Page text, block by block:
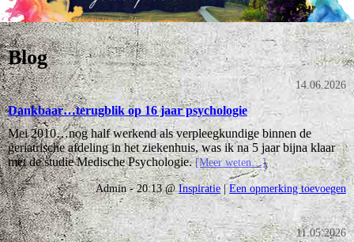
Blog
14.06.2026
Dankbaar…terugblik op 16 jaar psychologie
Mei 2010…nog half werkend als verpleegkundige binnen de
geriatrische afdeling in het ziekenhuis, was ik na 5 jaar bijna klaar
met de studie Medische Psychologie.[Meer weten…]
Admin - 20:13 @Inspiratie|Een opmerking toevoegen
11.05.2026